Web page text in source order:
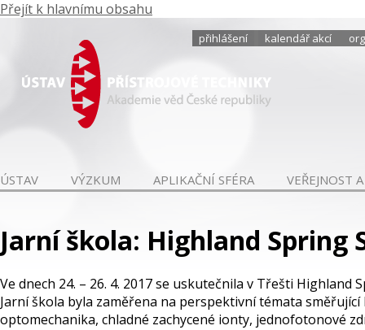
Přejít k hlavnímu obsahu
přihlášení kalendář akcí
ÚSTAV VÝZKUM APLIKAČNÍ SFÉRA VEŘEJNOST
Jarní škola: Highland Spring
Ve dnech 24. – 26. 4. 2017 se uskutečnila v Třešti Highland
Jarní škola byla zaměřena na perspektivní témata
optomechanika, chladné zachycené ionty, jednofotonové